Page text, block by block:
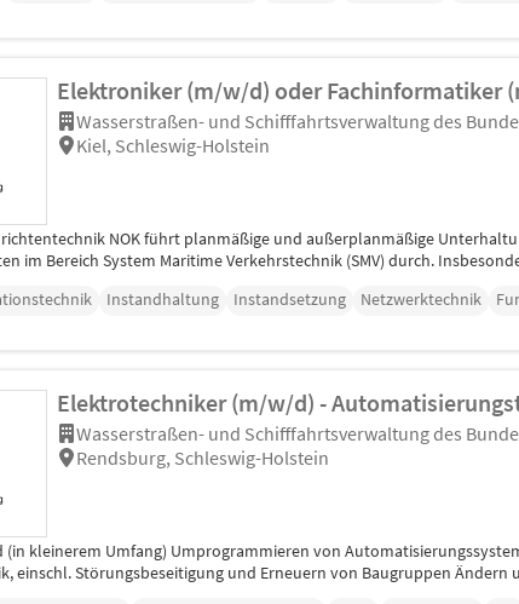
Elektroniker (m/w/d) oder Fachinformatiker
Wasserstraßen- und Schifffahrtsverwaltung des
Kiel, Schleswig-Holstein
NOK führt planmäßige und außerplanmäßige
im Bereich System Maritime Verkehrstechnik (SMV) durch.
Instandhaltung Instandsetzung Netzwerktechnik
Elektrotechniker (m/w/d) -
Wasserstraßen- und Schifffahrtsverwaltung des
Rendsburg, Schleswig-Holstein
(in kleinerem Umfang) Umprogrammieren von
einschl. Störungsbeseitigung und Erneuern von Baugruppen Ändern